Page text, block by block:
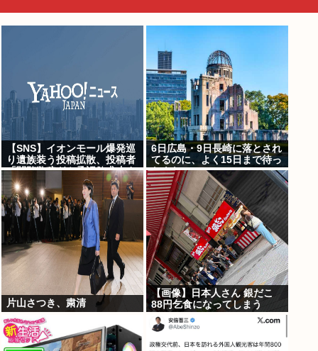
【SNS】イオンモール爆発巡
り遺族装う投稿拡散、投稿者
「閲覧数稼ぎや承認欲求止ま
らなくなった」
6日広島・9日長崎に落とされ
てるのに、よく15日まで待っ
たよな
片山さつき、粛清
【画像】日本人さん 銀だこ
88円乞食になってしまう